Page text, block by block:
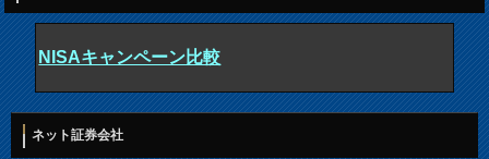
NISAキャンペーン比較
ネット証券会社